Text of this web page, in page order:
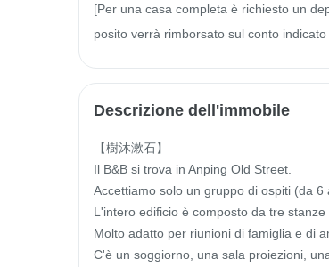
[Per una casa completa è richiesto un
posito verrà rimborsato sul conto
Descrizione dell'immobile
【樹沐漱石】
Il B&B si trova in Anping Old Street.
Accettiamo solo un gruppo di ospiti (da 6
L'intero edificio è composto da tre
Molto adatto per riunioni di famiglia e di
C'è un soggiorno, una sala proiezioni,